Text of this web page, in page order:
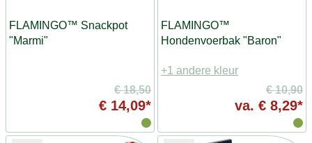
FLAMINGO™ Snackpot
"Marmi"
€ 18,50
€ 14,09*
FLAMINGO™
Hondenvoerbak "Baron"
+1 andere kleur
€ 10,90
va. € 8,29*